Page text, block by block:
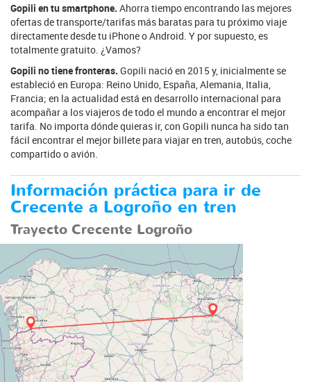
Gopili en tu smartphone. Ahorra tiempo encontrando las mejores
ofertas de transporte/tarifas más baratas para tu próximo viaje
directamente desde tu iPhone o Android. Y por supuesto, es
totalmente gratuito. ¿Vamos?
Gopili no tiene fronteras. Gopili nació en 2015 y, inicialmente se
estableció en Europa: Reino Unido, España, Alemania, Italia,
Francia; en la actualidad está en desarrollo internacional para
acompañar a los viajeros de todo el mundo a encontrar el mejor
tarifa. No importa dónde quieras ir, con Gopili nunca ha sido tan
fácil encontrar el mejor billete para viajar en tren, autobús, coche
compartido o avión.
Información práctica para ir de
Crecente a Logroño en tren
Trayecto Crecente Logroño